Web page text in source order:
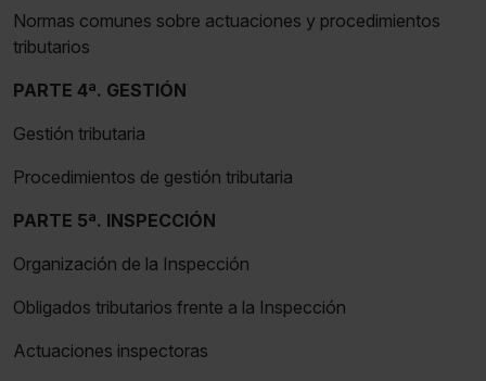
Normas comunes sobre actuaciones y procedimientos
tributarios
PARTE 4ª. GESTIÓN
Gestión tributaria
Procedimientos de gestión tributaria
PARTE 5ª. INSPECCIÓN
Organización de la Inspección
Obligados tributarios frente a la Inspección
Actuaciones inspectoras